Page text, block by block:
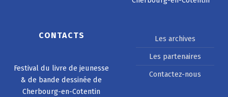
CONTACTS
Festival du livre de jeunesse
& de bande dessinée de
Cherbourg-en-Cotentin
Les archives
Les partenaires
Contactez-nous